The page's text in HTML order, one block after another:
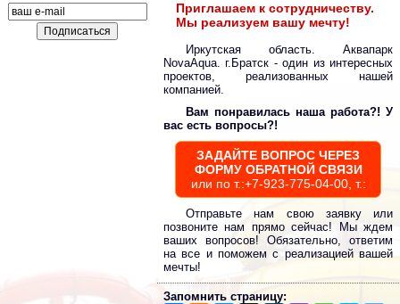
Приглашаем к сотрудничеству.
Мы реализуем вашу мечту!
Иркутская область. Аквапарк
NovaAqua. г.Братск - один из интересных
проектов, реализованных нашей
компанией.
Вам понравилась наша работа?! У
вас есть вопросы?!
ЗАДАЙТЕ ВОПРОС ЧЕРЕЗ
ФОРМУ ОБРАТНОЙ СВЯЗИ
или по т.:+7-923-775-04-00, т.:
Отправьте нам свою заявку или
позвоните нам прямо сейчас! Мы ждем
ваших вопросов! Обязательно, ответим
на все и поможем с реализацией вашей
мечты!
Запомнить страницу: